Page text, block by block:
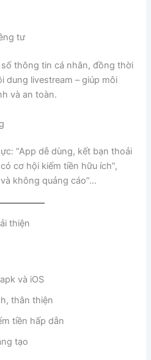
tư
thông tin cá nhân, đồng thời
dung livestream – giúp môi
và an toàn.
“App dễ dùng, kết bạn thoải
cơ hội kiếm tiền hữu ích”,
không quảng cáo”…
thiện
và iOS
thân thiện
tiền hấp dẫn
tạo